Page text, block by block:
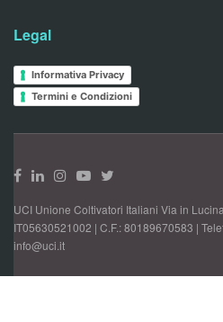
Legal
Informativa Privacy
Termini e Condizioni
UCI Unione Coltivatori Italiani Via in
IT05630521002 | C.F.: 80189670583 |
info@uci.it